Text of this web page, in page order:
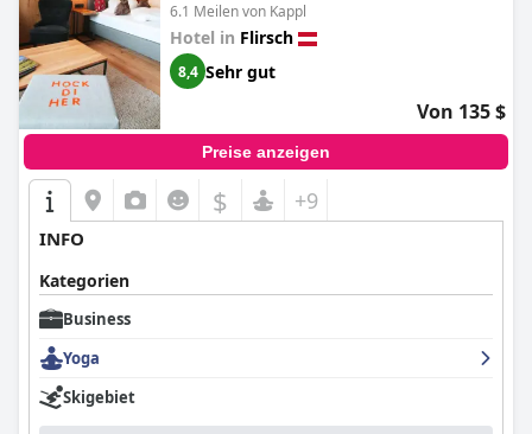
6.1 Meilen von Kappl
Hotel in Flirsch
8,4 Sehr gut
Von 135 $
Preise anzeigen
$ +9
INFO
Kategorien
Business
Yoga
Skigebiet